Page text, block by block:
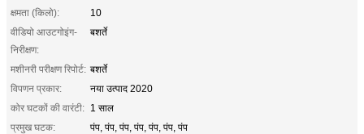
क्षमता (किलो):
10
वीडियो आउटगोइंग-
निरीक्षण:
बशर्ते
मशीनरी परीक्षण रिपोर्ट: बशर्ते
विपणन प्रकार:
नया उत्पाद 2020
कोर घटकों की वारंटी: 1 साल
प्रमुख घटक:
पंप, पंप, पंप, पंप, पंप, पंप, पंप